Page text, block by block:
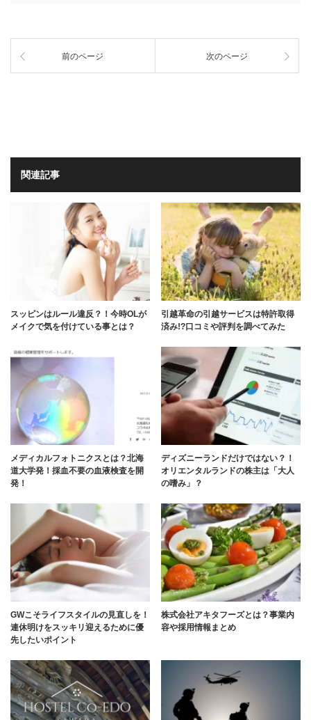
前のページ 次のページ
関連記事
スッピンはルール違反？！今時OLが
メイクで気を付けている事とは？
引越革命の引越サービスは特許取得
済み!?口コミや評判を調べてみた
メディカルフォトニクスとは？北海
道大学発！採血不要の血液検査を開
発！
ディズニーランドだけではない？！
オリエンタルランドの株主は「大人
の嗜み」？
GWこそライフスタイルの見直しを！
連休明けをスッキリ迎えるために優
先したいポイント
株式会社アキタフーズとは？事業内
容や採用情報まとめ